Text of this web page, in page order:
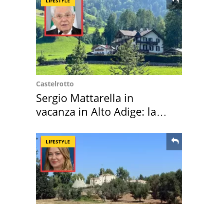
Castelrotto
Sergio Mattarella in
vacanza in Alto Adige: la
LIFESTYLE